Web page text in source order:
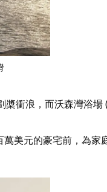
槳衝浪，而沃森灣浴場
美元的豪宅前，為家